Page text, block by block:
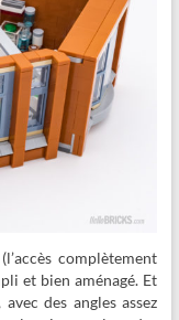
complètement
et bien aménagé. Et
des angles assez